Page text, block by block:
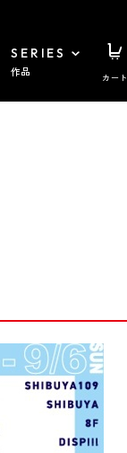
SERIES
作品 カート